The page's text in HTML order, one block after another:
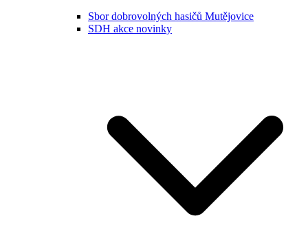
Sbor dobrovolných hasičů Mutějovice
SDH akce novinky